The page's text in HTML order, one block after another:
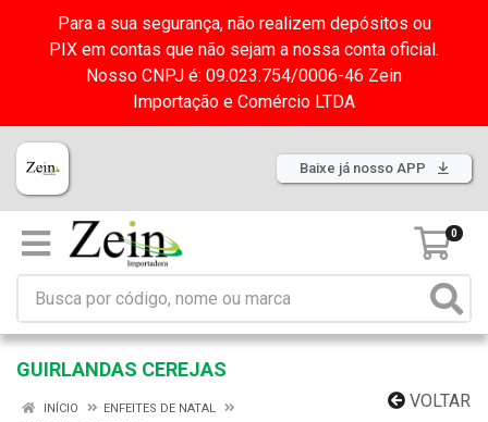
Para a sua segurança, não realizem depósitos ou
PIX em contas que não sejam a nossa conta oficial.
Nosso CNPJ é: 09.023.754/0006-46 Zein
Importação e Comércio LTDA
Baixe já nosso APP
0
GUIRLANDAS CEREJAS
VOLTAR
INÍCIO
ENFEITES DE NATAL